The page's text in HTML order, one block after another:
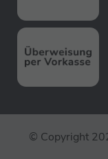
© Copyright